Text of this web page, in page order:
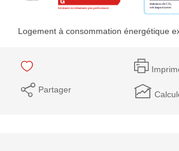
Logement à consommation énergétique
Partager